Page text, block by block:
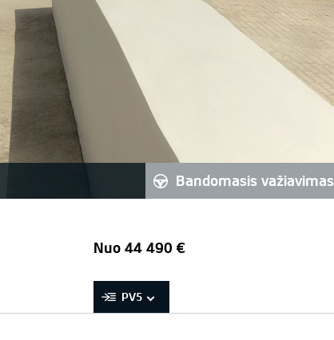
bandomasis važiavimas
Nuo 44 490 €
PV5